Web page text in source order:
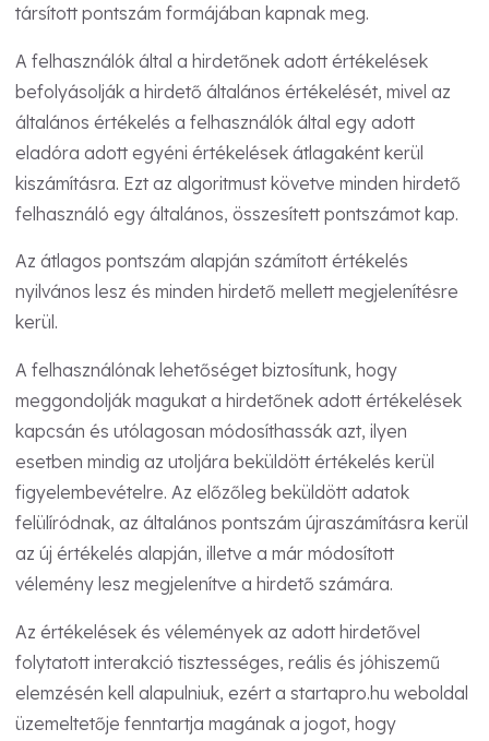
társított pontszám formájában kapnak meg.
A felhasználók által a hirdetőnek adott értékelések
befolyásolják a hirdető általános értékelését, mivel az
általános értékelés a felhasználók által egy adott
eladóra adott egyéni értékelések átlagaként kerül
kiszámításra. Ezt az algoritmust követve minden hirdető
felhasználó egy általános, összesített pontszámot kap.
Az átlagos pontszám alapján számított értékelés
nyilvános lesz és minden hirdető mellett megjelenítésre
kerül.
A felhasználónak lehetőséget biztosítunk, hogy
meggondolják magukat a hirdetőnek adott értékelések
kapcsán és utólagosan módosíthassák azt, ilyen
esetben mindig az utoljára beküldött értékelés kerül
figyelembevételre. Az előzőleg beküldött adatok
felülíródnak, az általános pontszám újraszámításra kerül
az új értékelés alapján, illetve a már módosított
vélemény lesz megjelenítve a hirdető számára.
Az értékelések és vélemények az adott hirdetővel
folytatott interakció tisztességes, reális és jóhiszemű
elemzésén kell alapulniuk, ezért a startapro.hu weboldal
üzemeltetője fenntartja magának a jogot, hogy